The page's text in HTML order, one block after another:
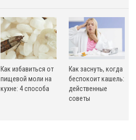
Как избавиться от
пищевой моли на
кухне: 4 способа
Как заснуть, когда
беспокоит кашель:
действенные
советы